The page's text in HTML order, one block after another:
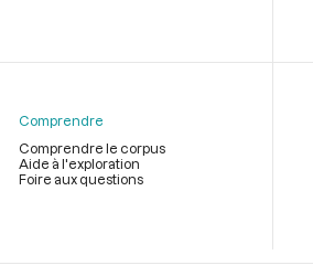
Comprendre
Comprendre le corpus
Aide à l'exploration
Foire aux questions